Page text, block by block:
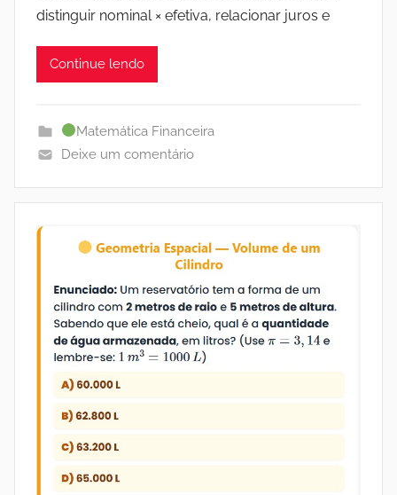
distinguir nominal × efetiva, relacionar juros e
Continue lendo
Matemática Financeira
Deixe um comentário